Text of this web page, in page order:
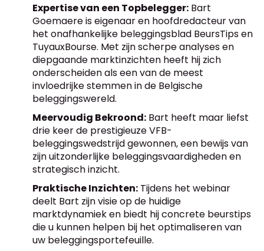
Expertise van een Topbelegger: Bart
Goemaere is eigenaar en hoofdredacteur van
het onafhankelijke beleggingsblad BeursTips en
TuyauxBourse. Met zijn scherpe analyses en
diepgaande marktinzichten heeft hij zich
onderscheiden als een van de meest
invloedrijke stemmen in de Belgische
beleggingswereld.
Meervoudig Bekroond: Bart heeft maar liefst
drie keer de prestigieuze VFB-
beleggingswedstrijd gewonnen, een bewijs van
zijn uitzonderlijke beleggingsvaardigheden en
strategisch inzicht.
Praktische Inzichten: Tijdens het webinar
deelt Bart zijn visie op de huidige
marktdynamiek en biedt hij concrete beurstips
die u kunnen helpen bij het optimaliseren van
uw beleggingsportefeuille.